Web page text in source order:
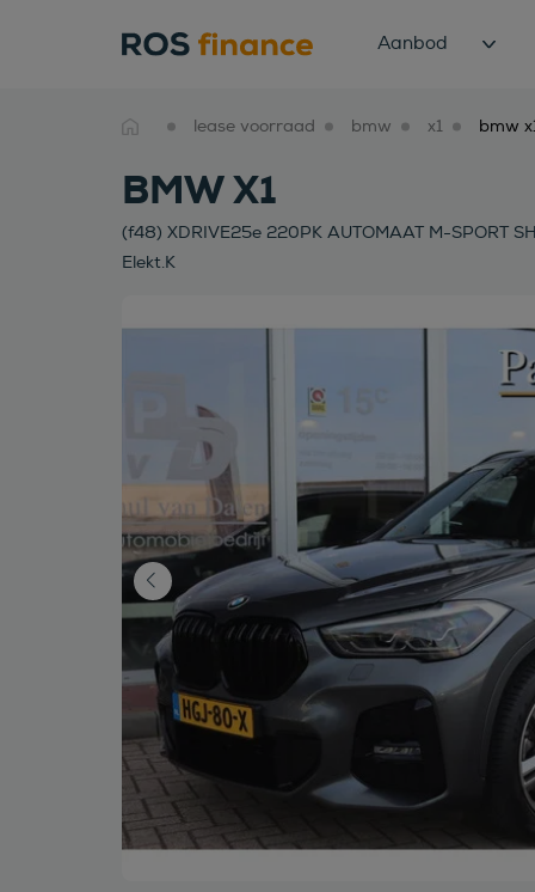
Aanbod
lease voorraad bmw x1
BMW X1
(f48) XDRIVE25e 220PK AUTOMAAT M-SPORT
Elekt.K